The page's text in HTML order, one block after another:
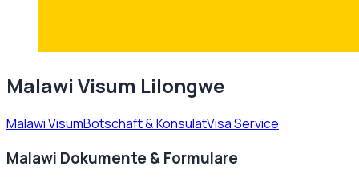
Malawi Visum Lilongwe
Malawi VisumBotschaft & KonsulatVisa Service
Malawi Dokumente & Formulare